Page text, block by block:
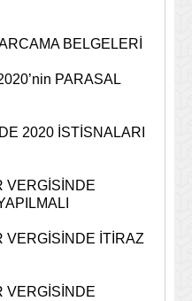
BELGELERİ
PARASAL
2020 İSTİSNALARI
VERGİSİNDE
VERGİSİNDE İTİRAZ
VERGİSİNDE